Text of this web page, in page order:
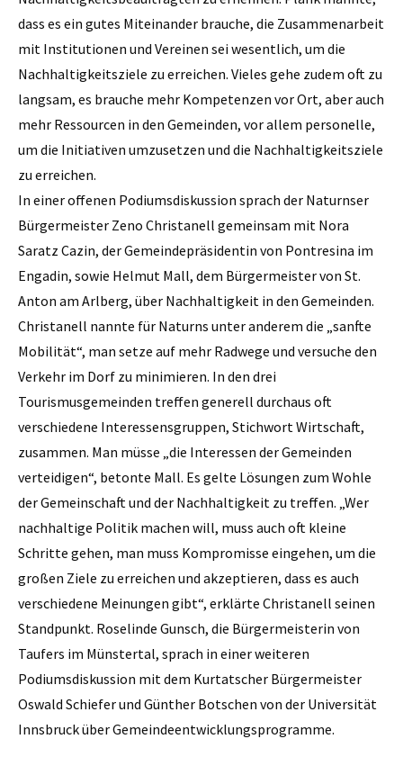
dass es ein gutes Miteinander brauche, die Zusammenarbeit
mit Institutionen und Vereinen sei wesentlich, um die
Nachhaltigkeitsziele zu erreichen. Vieles gehe zudem oft zu
langsam, es brauche mehr Kompetenzen vor Ort, aber auch
mehr Ressourcen in den Gemeinden, vor allem personelle,
um die Initiativen umzusetzen und die Nachhaltigkeitsziele
zu erreichen.
In einer offenen Podiumsdiskussion sprach der Naturnser
Bürgermeister Zeno Christanell gemeinsam mit Nora
Saratz Cazin, der Gemeindepräsidentin von Pontresina im
Engadin, sowie Helmut Mall, dem Bürgermeister von St.
Anton am Arlberg, über Nachhaltigkeit in den Gemeinden.
Christanell nannte für Naturns unter anderem die „sanfte
Mobilität“, man setze auf mehr Radwege und versuche den
Verkehr im Dorf zu minimieren. In den drei
Tourismusgemeinden treffen generell durchaus oft
verschiedene Interessensgruppen, Stichwort Wirtschaft,
zusammen. Man müsse „die Interessen der Gemeinden
verteidigen“, betonte Mall. Es gelte Lösungen zum Wohle
der Gemeinschaft und der Nachhaltigkeit zu treffen. „Wer
nachhaltige Politik machen will, muss auch oft kleine
Schritte gehen, man muss Kompromisse eingehen, um die
großen Ziele zu erreichen und akzeptieren, dass es auch
verschiedene Meinungen gibt“, erklärte Christanell seinen
Standpunkt. Roselinde Gunsch, die Bürgermeisterin von
Taufers im Münstertal, sprach in einer weiteren
Podiumsdiskussion mit dem Kurtatscher Bürgermeister
Oswald Schiefer und Günther Botschen von der Universität
Innsbruck über Gemeindeentwicklungsprogramme.